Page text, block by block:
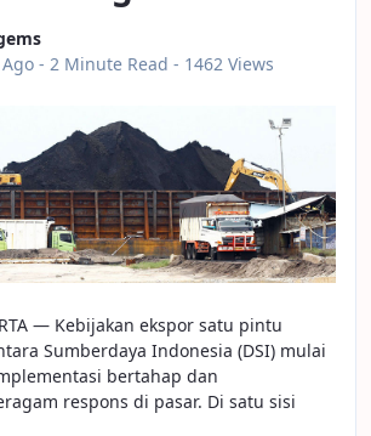
Date
- 2 Minute Read - 1462 Views
— Kebijakan ekspor satu pintu
Sumberdaya Indonesia (DSI) mulai
bertahap dan
respons di pasar. Di satu sisi